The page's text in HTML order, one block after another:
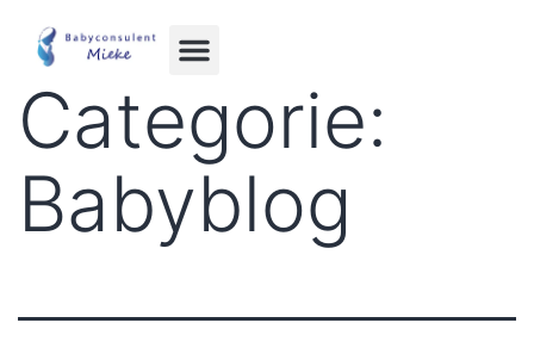
Categorie:
Babyblog